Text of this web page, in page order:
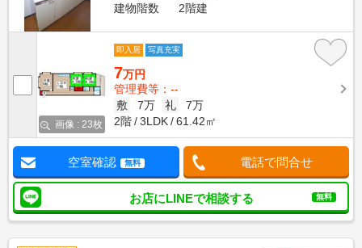
建物階数
2階建
画像 : 23枚
即入居 写真充実
7万円
管理費等：--
敷
7万 礼
7万
2階
3LDK 61.42㎡
空室確認 無料 電話で問合せ
お店にLINEで相談する 無料